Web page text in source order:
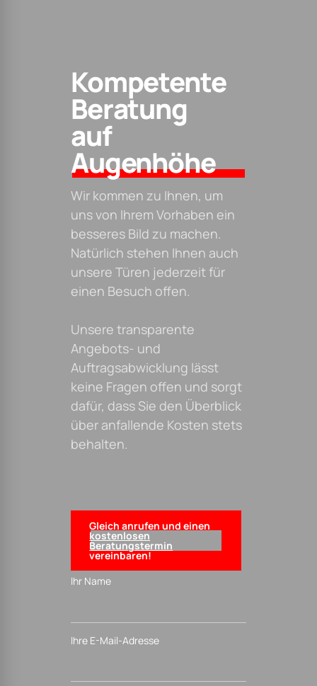
Kompetente
Beratung
auf
Augenhöhe
Wir kommen zu Ihnen, um
uns von Ihrem Vorhaben ein
besseres Bild zu machen.
Natürlich stehen Ihnen auch
unsere Türen jederzeit für
einen Besuch offen.
Unsere transparente
Angebots- und
Auftragsabwicklung lässt
keine Fragen offen und sorgt
dafür, dass Sie den Überblick
über anfallende Kosten stets
behalten.
Gleich anrufen und einen
kostenlosen
Beratungstermin
vereinbaren!
Ihr Name
Ihre E-Mail-Adresse